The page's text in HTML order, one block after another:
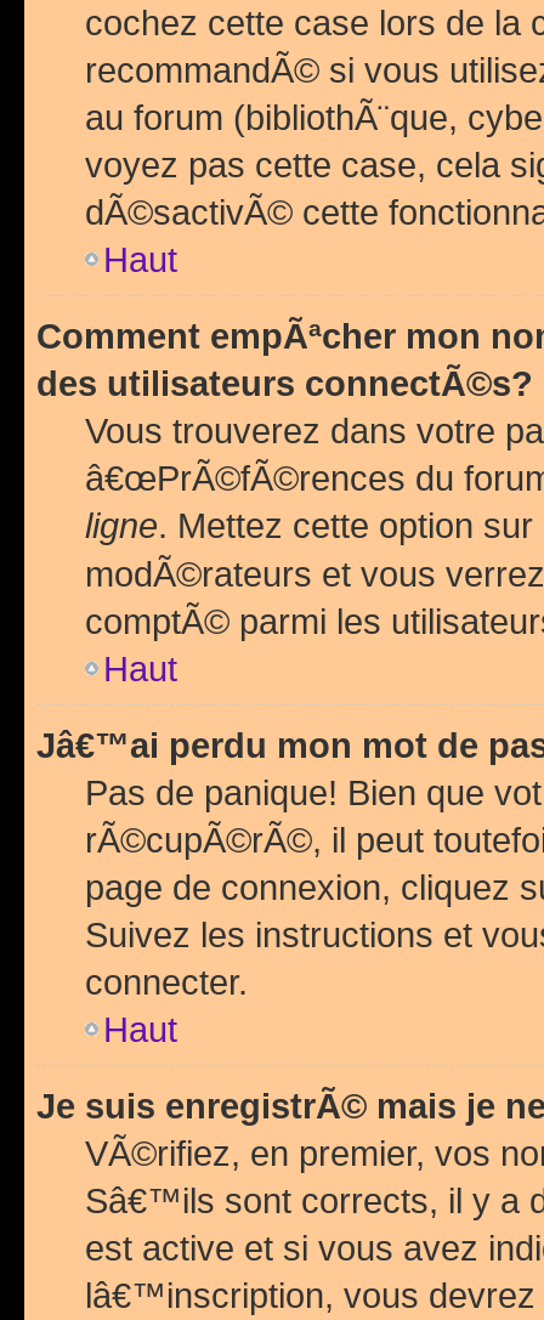
cochez cette case lors de
recommandÃ© si vous
au forum (bibliothÃ¨que,
voyez pas cette case, cela
dÃ©sactivÃ© cette
Haut
Comment empÃªcher mon
des utilisateurs connectÃ©s?
Vous trouverez dans votre
â€œPrÃ©fÃ©rences du
ligne. Mettez cette option sur
modÃ©rateurs et vous
comptÃ© parmi les
Haut
Jâ€™ai perdu mon mot de
Pas de panique! Bien que
rÃ©cupÃ©rÃ©, il peut
page de connexion, cliquez
Suivez les instructions et
connecter.
Haut
Je suis enregistrÃ© mais je
VÃ©rifiez, en premier, vos
Sâ€™ils sont corrects, il y a
est active et si vous avez
lâ€™inscription, vous